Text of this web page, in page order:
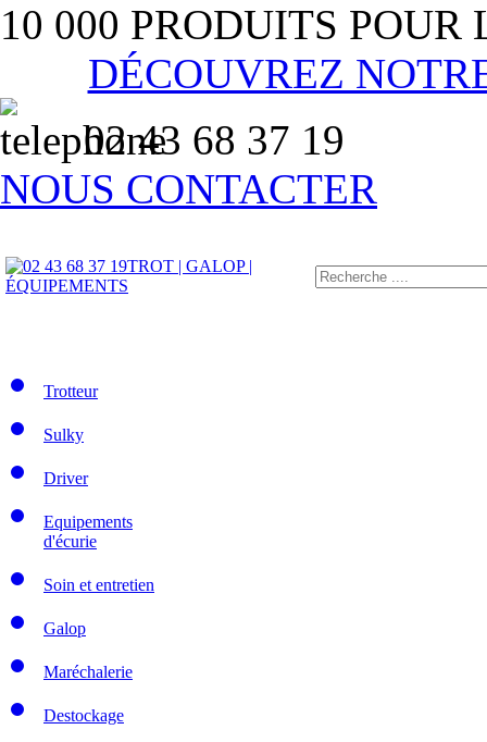
10 000 PRODUITS
DÉCOUVREZ
02 43 68 37 19
NOUS CONTACTER
TROT | GALOP |
ÉQUIPEMENTS
Trotteur
Sulky
Driver
Equipements
d'écurie
Soin et entretien
Galop
Maréchalerie
Destockage